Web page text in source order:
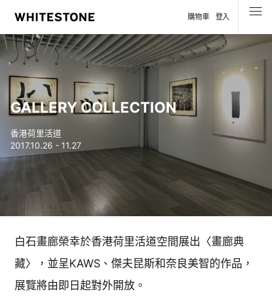
購物車 登入
GALLERY COLLECTION
香港荷里活道
2017.10.26 - 11.27
白石畫廊榮幸於香港荷里活道空間展出〈畫廊典
藏〉，並呈KAWS、傑夫昆斯和奈良美智的作品，
展覽將由即日起對外開放。